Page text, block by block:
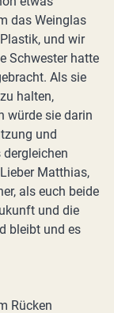
das Weinglas
und wir
Schwester hatte
Als sie
halten,
würde sie darin
und
Matthias,
als euch beide
und die
bleibt und es
Rücken